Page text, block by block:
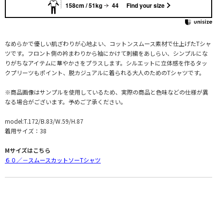
158cm / 51kg 44 Find your size
なめらかで優しい肌ざわりが心地よい、コットンスムース素材で仕上げたTシャ
ツです。フロント側の衿まわりから袖にかけて刺繍をあしらい、シンプルにな
りがちなアイテムに華やかさをプラスします。シルエットに立体感を作るタッ
クプリーツもポイント、脱カジュアルに着られる大人のためのTシャツです。
※商品画像はサンプルを使用しているため、実際の商品と色味などの仕様が異
なる場合がございます。予めご了承ください。
model:T.172/B.83/W.59/H.87
着用サイズ：38
Mサイズはこちら
６０／－スムースカットソーTシャツ